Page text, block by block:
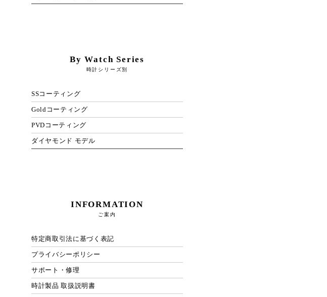
By Watch Series
時計シリーズ別
SSコーティング
Goldコーティング
PVDコーティング
ダイヤモンド モデル
INFORMATION
ご案内
特定商取引法に基づく表記
プライバシーポリシー
サポート・修理
時計製品 取扱説明書